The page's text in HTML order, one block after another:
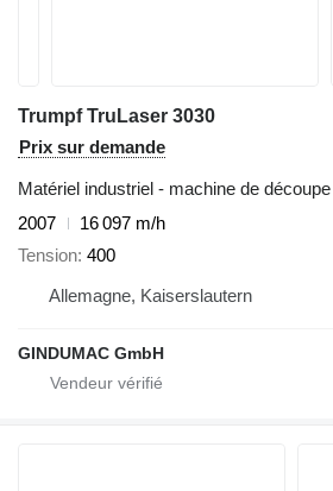
Trumpf TruLaser 3030
Prix sur demande
Matériel industriel - machine de
2007
16 097 m/h
Tension 400
Allemagne, Kaiserslautern
GINDUMAC GmbH